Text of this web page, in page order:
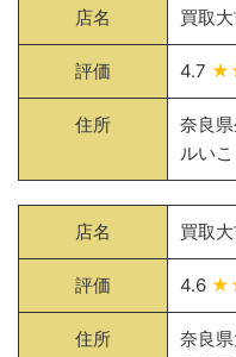
店名 買取
評価 4.7
住所
奈良
ルい
店名 買取
評価 4.6
住所
奈良